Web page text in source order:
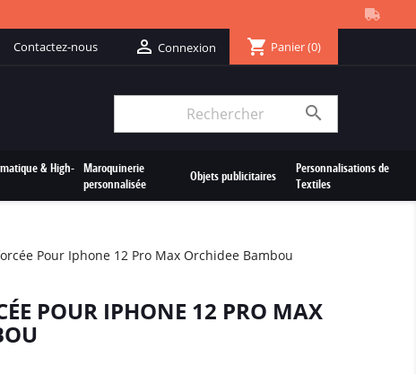
Contactez-nous  Connexion shopping_cart Panier(0)

& High- Maroquinerie
personnalisée
Objets publicitaires
Personnalisations de
Textiles
Pour Iphone 12 Pro Max Orchidee Bambou
POUR IPHONE 12 PRO MAX